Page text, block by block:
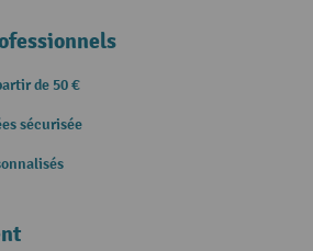
de 50 €
sécurisée